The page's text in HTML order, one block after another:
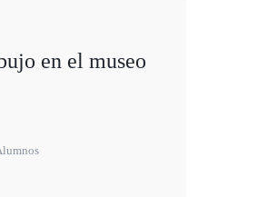
en el museo